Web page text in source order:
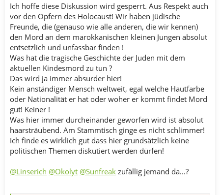
Ich hoffe diese Diskussion wird gesperrt. Aus Respekt auch
vor den Opfern des Holocaust! Wir haben jüdische
Freunde, die (genauso wie alle anderen, die wir kennen)
den Mord an dem marokkanischen kleinen Jungen absolut
entsetzlich und unfassbar finden !
Was hat die tragische Geschichte der Juden mit dem
aktuellen Kindesmord zu tun ?
Das wird ja immer absurder hier!
Kein anständiger Mensch weltweit, egal welche Hautfarbe
oder Nationalität er hat oder woher er kommt findet Mord
gut! Keiner !
Was hier immer durcheinander geworfen wird ist absolut
haarsträubend. Am Stammtisch ginge es nicht schlimmer!
Ich finde es wirklich gut dass hier grundsätzlich keine
politischen Themen diskutiert werden dürfen!
@Linserich @Okolyt @Sunfreak zufällig jemand da...?